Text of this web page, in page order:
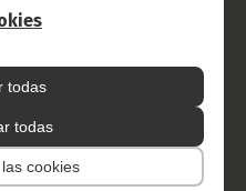
todas
todas
cookies
Ecuatorial